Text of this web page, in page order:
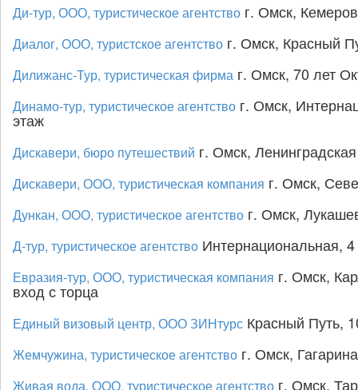
Ди-тур, ООО, туристическое агентство г. Омск,
Диалог, ООО, туристское агентство г. Омск, Красный
Дилижанс-Тур, туристическая фирма г. Омск, 70 лет
Динамо-тур, туристическое агентство г. Омск,
этаж
Дискавери, бюро путешествий г. Омск,
Дискавери, ООО, туристическая компания г. Омск,
Дункан, ООО, туристическое агентство г. Омск,
Д-тур, туристическое агентство Интернациональная,
Евразия-тур, ООО, туристическая компания г. Омск,
вход с торца
Единый визовый центр, ООО ЗИНтурс Красный Путь,
Жемчужина, туристическое агентство г. Омск,
Живая вода, ООО, туристическое агентство г. Омск,